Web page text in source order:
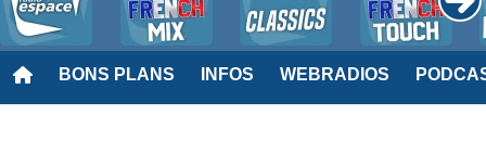
BONS PLANS INFOS WEBRADIOS